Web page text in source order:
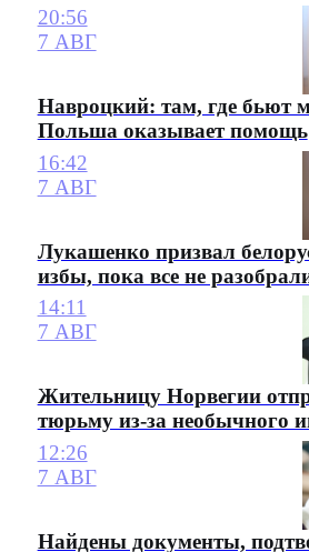
20:56
7 АВГ
Навроцкий: там, где бьют
Польша оказывает помощь
16:42
7 АВГ
Лукашенко призвал
избы, пока все не
14:11
7 АВГ
Жительницу Норвегии
тюрьму из-за необычного
12:26
7 АВГ
Найдены документы,